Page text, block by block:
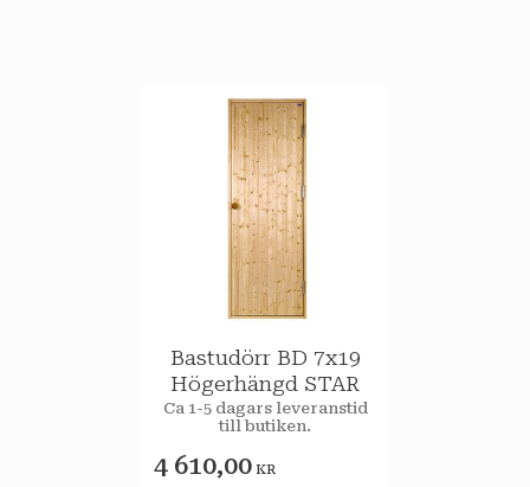
Bastudörr BD 7x19
Högerhängd STAR
Ca 1-5 dagars leveranstid
till butiken.
4 610,00KR